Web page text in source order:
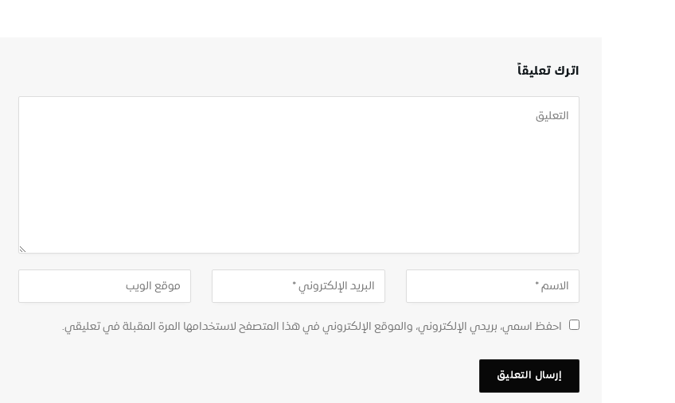
اترك تعليقاً
احفظ اسمي، بريدي الإلكتروني، والموقع الإلكتروني في هذا المتصفح لاستخدامها المرة المقبلة في تعليقي.